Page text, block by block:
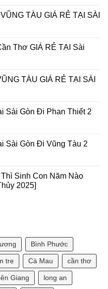
TÀU GIÁ RẺ TẠI SÀI
Thơ GIÁ RẺ TẠI Sài
TÀU GIÁ RẺ TẠI SÀI
Sài Gòn Đi Phan Thiết 2
Sài Gòn Đi Vũng Tàu 2
Sinh Con Năm Nào
2025]
Bình Phước
tre Cà Mau cần thơ
Giang long an